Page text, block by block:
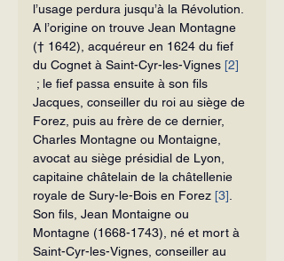
l’usage perdura jusqu’à la Révolution.
A l’origine on trouve Jean Montagne
(† 1642), acquéreur en 1624 du fief
du Cognet à Saint-Cyr-les-Vignes [2]
; le fief passa ensuite à son fils
Jacques, conseiller du roi au siège de
Forez, puis au frère de ce dernier,
Charles Montagne ou Montaigne,
avocat au siège présidial de Lyon,
capitaine châtelain de la châtellenie
royale de Sury-le-Bois en Forez [3]
Son fils, Jean Montaigne ou
Montagne (1668-1743), né et mort à
Saint-Cyr-les-Vignes, conseiller au